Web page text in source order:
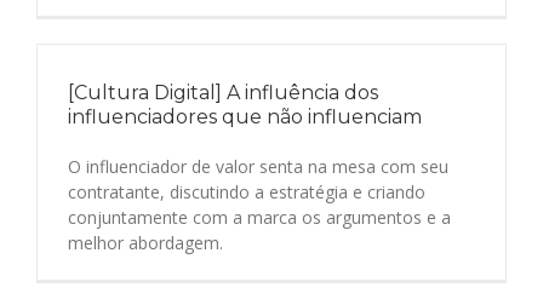
[Cultura Digital] A influência dos
influenciadores que não influenciam
O influenciador de valor senta na mesa com seu
contratante, discutindo a estratégia e criando
conjuntamente com a marca os argumentos e a
melhor abordagem.